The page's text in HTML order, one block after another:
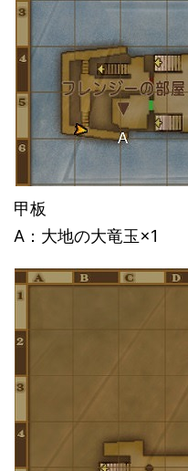
甲板
A：大地の大竜玉×1